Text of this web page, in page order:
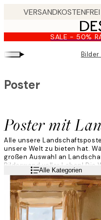
content.
SALE - 50%
▸
Poster mit
Poster
Alle unsere
unsere Welt zu bieten hat.
großen Auswahl an
Bilderwand voller Leben! Die
wunderschön, und das
Landschaftspostern zeigen.
WeiterlesenAlle Kategorien